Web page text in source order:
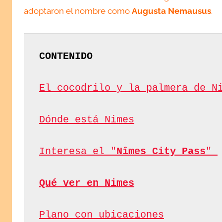
adoptaron el nombre como Augusta Nemausus.
CONTENIDO
El cocodrilo y la palmera de
Dónde está Nimes
Interesa el "Nîmes City Pass"
Qué ver en Nimes
Plano con ubicaciones